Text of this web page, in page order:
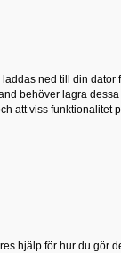
ned till din dator
behöver lagra
att viss funktionalitet
hjälp för hur du gör